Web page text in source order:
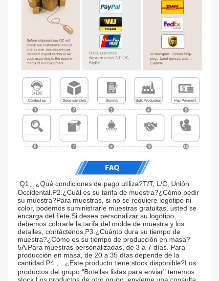
Q1、¿Qué condiciones de pago utiliza?T/T, L/C, Unión
Occidental.P2.¿Cuál es su tarifa de muestra?¿Cómo pedir
su muestra?Para muestras, si no se requiere logotipo ni
color, podemos suministrarle muestras gratuitas, usted se
encarga del flete.Si desea personalizar su logotipo,
debemos cobrarle la tarifa del molde de muestra y los
detalles, contáctenos.P3.¿Cuánto dura su tiempo de
muestra?¿Cómo es su tiempo de producción en masa?
5A.Para muestras personalizadas, de 3 a 7 días. Para
producción en masa, de 20 a 35 días depende de la
cantidad.P4 、 ¿Este producto tiene stock disponible?Los
productos del grupo "Botellas listas para enviar" tenemos